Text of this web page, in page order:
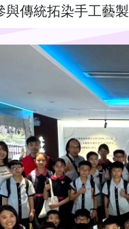
與傳統拓染手工藝